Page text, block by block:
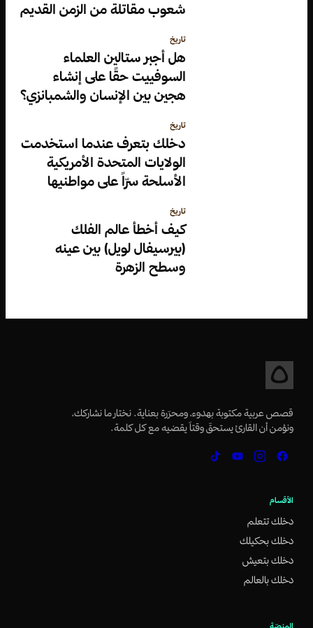
شعوب مقاتلة من الزمن القديم
تاريخ
هل أجبر ستالين العلماء
السوفييت حقًا على إنشاء
هجين بين الإنسان والشمبانزي؟
تاريخ
دخلك بتعرف عندما استخدمت
الولايات المتحدة الأمريكية
الأسلحة سرّاً على مواطنيها
تاريخ
كيف أخطأ عالم الفلك
(بيرسيفال لويل) بين عينه
وسطح الزهرة
قصص عربية مكتوبة بهدوء، ومحرّرة بعناية. نختار ما نشاركك،
ونؤمن أن القارئ يستحقّ وقتاً يقضيه مع كل كلمة.
الأقسام
دخلك تتعلم
دخلك بحكيلك
دخلك بتعيش
دخلك بالعالم